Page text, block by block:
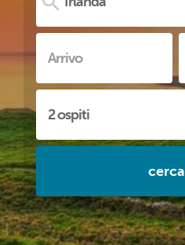
cerca